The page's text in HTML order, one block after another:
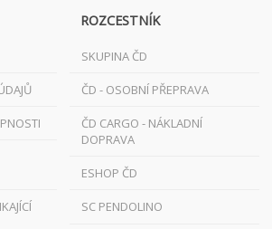
ROZCESTNÍK
SKUPINA ČD
ČD - OSOBNÍ PŘEPRAVA
ČD CARGO - NÁKLADNÍ
DOPRAVA
ESHOP ČD
SC PENDOLINO